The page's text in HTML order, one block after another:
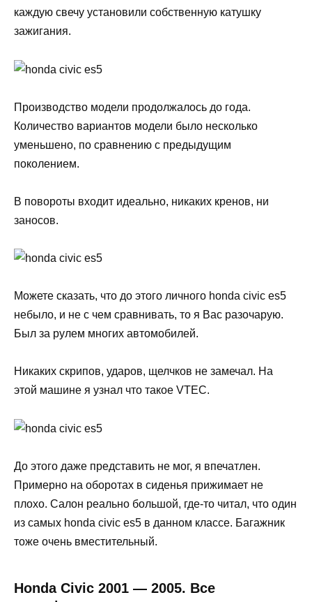
каждую свечу установили собственную катушку
зажигания.
Производство модели продолжалось до года.
Количество вариантов модели было несколько
уменьшено, по сравнению с предыдущим
поколением.
В повороты входит идеально, никаких кренов, ни
заносов.
Можете сказать, что до этого личного honda civic es5
небыло, и не с чем сравнивать, то я Вас разочарую.
Был за рулем многих автомобилей.
Никаких скрипов, ударов, щелчков не замечал. На
этой машине я узнал что такое VTEC.
До этого даже представить не мог, я впечатлен.
Примерно на оборотах в сиденья прижимает не
плохо. Салон реально большой, где-то читал, что один
из самых honda civic es5 в данном классе. Багажник
тоже очень вместительный.
Honda Civic 2001 — 2005. Все